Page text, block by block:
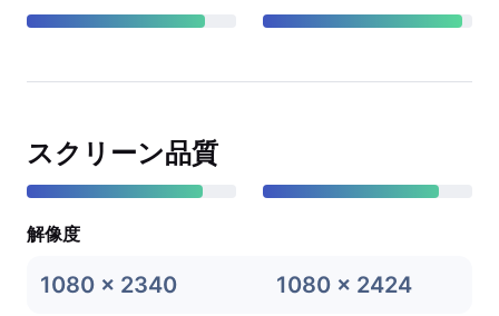
スクリーン品質
解像度
1080 x 2340 1080 x 2424